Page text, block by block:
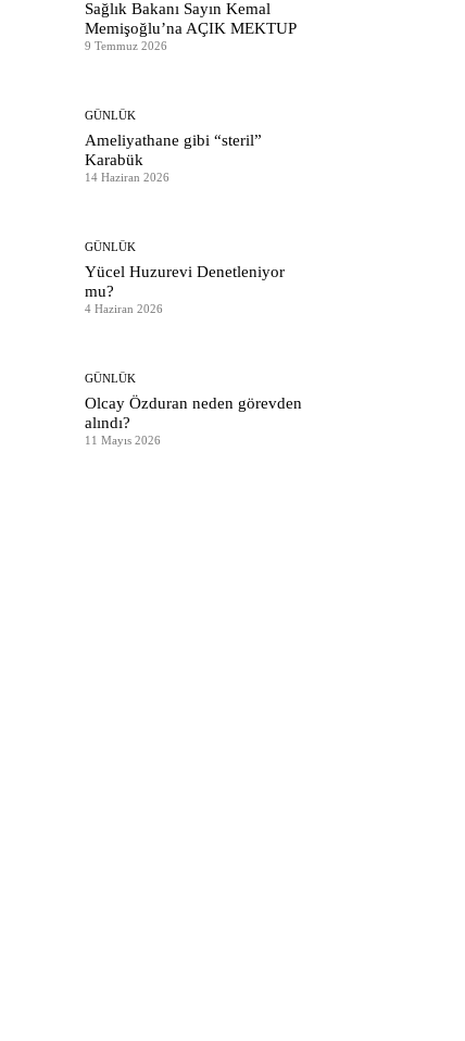
Sağlık Bakanı Sayın Kemal
Memişoğlu’na AÇIK MEKTUP
9 Temmuz 2026
GÜNLÜK
Ameliyathane gibi “steril”
Karabük
14 Haziran 2026
GÜNLÜK
Yücel Huzurevi Denetleniyor
mu?
4 Haziran 2026
GÜNLÜK
Olcay Özduran neden görevden
alındı?
11 Mayıs 2026